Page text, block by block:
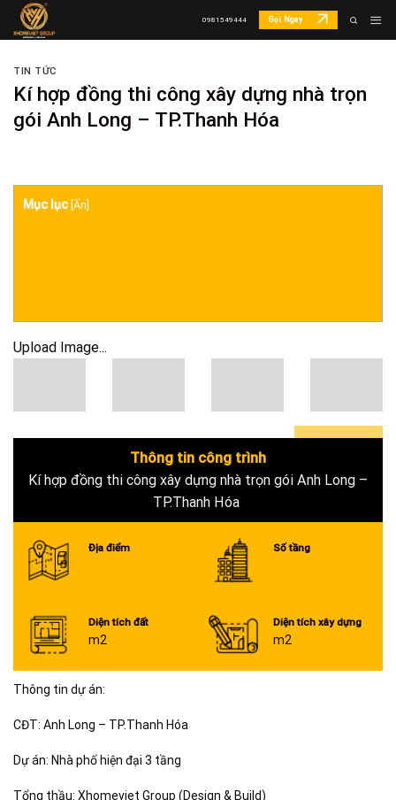
Skip
0981549444 Gọi Ngay
TIN TỨC
Kí hợp đồng thi công xây dựng nhà trọn
gói Anh Long – TP.Thanh Hóa
Mục lục Ẩn
Upload Image...
0+
Thông tin công trình
Kí hợp đồng thi công xây dựng nhà trọn gói Anh Long –
TP.Thanh Hóa
Địa điểm Số tầng
Diện tích đất
m2
Diện tích xây dựng
m2
Thông tin dự án:
CĐT: Anh Long – TP.Thanh Hóa
Dự án: Nhà phố hiện đại 3 tầng
Tổng thầu: Xhomeviet Group (Design & Build)